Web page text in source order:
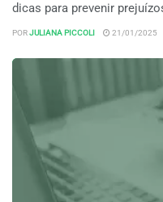
dicas para prevenir
PORJULIANA PICCOLI 21/01/2025